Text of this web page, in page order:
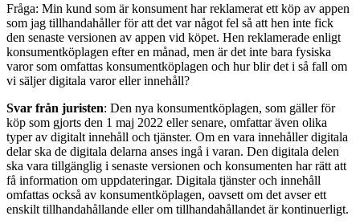
Fråga: Min kund som är konsument har reklamerat ett köp av appen
som jag tillhandahåller för att det var något fel så att hen inte fick
den senaste versionen av appen vid köpet. Hen reklamerade enligt
konsumentköplagen efter en månad, men är det inte bara fysiska
varor som omfattas konsumentköplagen och hur blir det i så fall om
vi säljer digitala varor eller innehåll?
Svar från juristen: Den nya konsumentköplagen, som gäller för
köp som gjorts den 1 maj 2022 eller senare, omfattar även olika
typer av digitalt innehåll och tjänster. Om en vara innehåller digitala
delar ska de digitala delarna anses ingå i varan. Den digitala delen
ska vara tillgänglig i senaste versionen och konsumenten har rätt att
få information om uppdateringar. Digitala tjänster och innehåll
omfattas också av konsumentköplagen, oavsett om det avser ett
enskilt tillhandahållande eller om tillhandahållandet är kontinuerligt.